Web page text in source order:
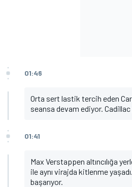
MOTOSİKLET
01:46
Orta sert lastik tercih eden
seansa devam ediyor.
01:41
Max Verstappen altıncılığa
ile aynı virajda kitlenme
başarıyor.